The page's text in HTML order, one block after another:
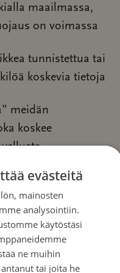
maailmassa,
on voimassa
tunnistettua tai
koskevia tietoja
meidän
koskee
kahtalainen:
lähteenä
tarkoitus vastata
evästeitä
mainosten
analysointiin.
käytöstäsi
ne muihin
tai joita he